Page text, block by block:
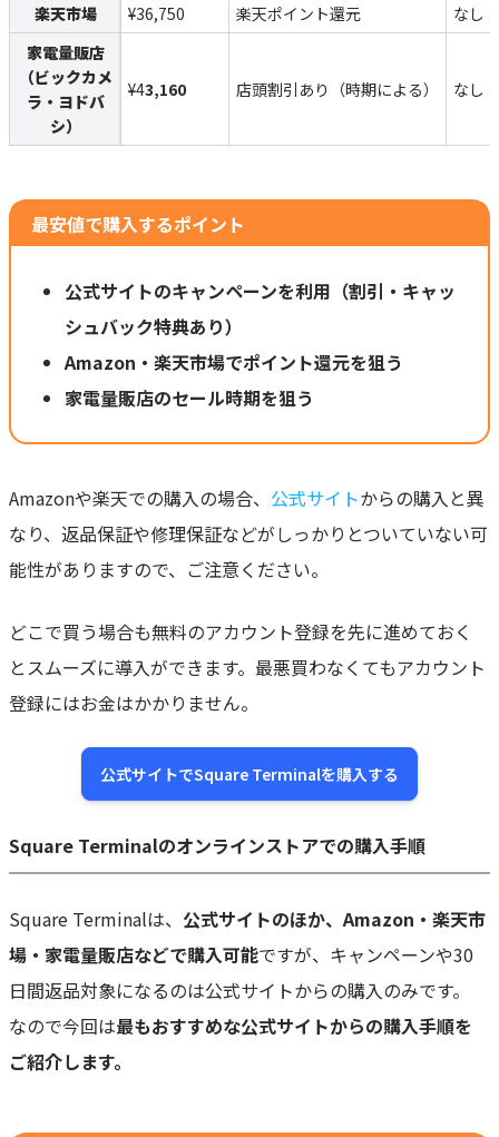
楽天市場
¥36,750 楽天ポイント還元
なし
家電量販店
（ビックカメ
ラ・ヨドバ
シ）
¥43,160 店頭割引あり（時期による） なし
最安値で購入するポイント
公式サイトのキャンペーンを利用（割引・キャッ
シュバック特典あり）
Amazon・楽天市場でポイント還元を狙う
家電量販店のセール時期を狙う
Amazonや楽天での購入の場合、 公式サイトからの購入と異
なり、返品保証や修理保証などがしっかりとついていない可
能性がありますので、ご注意ください。
どこで買う場合も無料のアカウント登録を先に進めておく
とスムーズに導入ができます。最悪買わなくてもアカウント
登録にはお金はかかりません。
公式サイトでSquare Terminalを購入する
Square Terminalのオンラインストアでの購入手順
Square Terminalは、 公式サイトのほか、Amazon・楽天市
場・家電量販店などで購入可能ですが、キャンペーンや30
日間返品対象になるのは公式サイトからの購入のみです。
なので今回は最もおすすめな公式サイトからの購入手順を
ご紹介します。